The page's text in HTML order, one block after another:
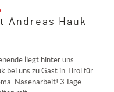
Andreas Hauk
liegt hinter uns.
bei uns zu Gast in Tirol für
Nasenarbeit! 3.Tage